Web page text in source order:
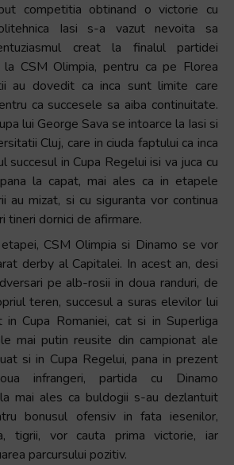
competitia obtinand o victorie cu
Iasi s-a vazut nevoita sa
creat la finalul partidei
CSM Olimpia, pentru ca pe Florea
au dovedit ca inca sunt limite care
ca succesele sa aiba continuitate.
lui George Sava se intoarce la Iasi si
Cluj, care in ciuda faptului ca inca
succesul in Cupa Regelui isi va juca cu
la capat, mai ales ca in etapele
au mizat, si cu siguranta vor continua
tineri dornici de afirmare.
CSM Olimpia si Dinamo se vor
derby al Capitalei. In acest an, desi
pe alb-rosii in doua randuri, de
teren, succesul a suras elevilor lui
Cupa Romaniei, cat si in Superliga
mai putin reusite din campionat ale
si in Cupa Regelui, pana in prezent
infrangeri, partida cu Dinamo
mai ales ca buldogii s-au dezlantuit
bonusul ofensiv in fata iesenilor,
tigrii, vor cauta prima victorie, iar
parcursului pozitiv.